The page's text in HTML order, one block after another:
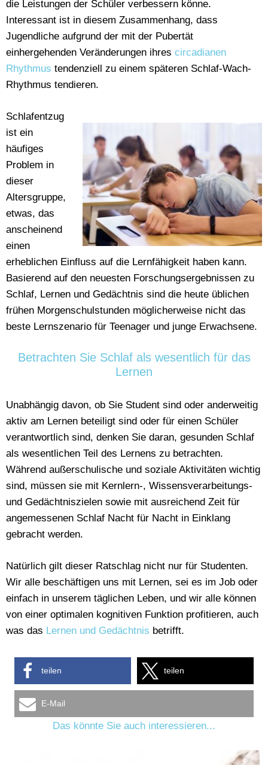
die Leistungen der Schüler verbessern könne.
Interessant ist in diesem Zusammenhang, dass
Jugendliche aufgrund der mit der Pubertät
einhergehenden Veränderungen ihres circadianen
Rhythmus tendenziell zu einem späteren Schlaf-Wach-
Rhythmus tendieren.
Schlafentzug
ist ein
häufiges
Problem in
dieser
Altersgruppe,
etwas, das
anscheinend
einen
erheblichen Einfluss auf die Lernfähigkeit haben kann.
Basierend auf den neuesten Forschungsergebnissen zu
Schlaf, Lernen und Gedächtnis sind die heute üblichen
frühen Morgenschulstunden möglicherweise nicht das
beste Lernszenario für Teenager und junge Erwachsene.
Betrachten Sie Schlaf als wesentlich für das
Lernen
Unabhängig davon, ob Sie Student sind oder anderweitig
aktiv am Lernen beteiligt sind oder für einen Schüler
verantwortlich sind, denken Sie daran, gesunden Schlaf
als wesentlichen Teil des Lernens zu betrachten.
Während außerschulische und soziale Aktivitäten wichtig
sind, müssen sie mit Kernlern-, Wissensverarbeitungs-
und Gedächtniszielen sowie mit ausreichend Zeit für
angemessenen Schlaf Nacht für Nacht in Einklang
gebracht werden.
Natürlich gilt dieser Ratschlag nicht nur für Studenten.
Wir alle beschäftigen uns mit Lernen, sei es im Job oder
einfach in unserem täglichen Leben, und wir alle können
von einer optimalen kognitiven Funktion profitieren, auch
was das Lernen und Gedächtnis betrifft.
teilen teilen
E-Mail
Das könnte Sie auch interessieren...